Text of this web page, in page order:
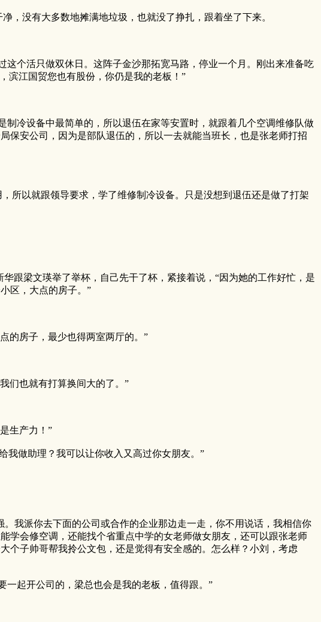
没有大多数地摊满地垃圾，也就没了挣扎，跟着坐了下来。
个活只做双休日。这阵子金沙那拓宽马路，停业一个月。刚出来准备吃
滨江国贸您也有股份，你仍是我的老板！”
冷设备中最简单的，所以退伍在家等安置时，就跟着几个空调维修队做
保安公司，因为是部队退伍的，所以一去就能当班长，也是张老师打招
以就跟领导要求，学了维修制冷设备。只是没想到退伍还是做了打架
跟梁文瑛举了举杯，自己先干了杯，紧接着说，“因为她的工作好忙，是
区，大点的房子。”
的房子，最少也得两室两厅的。”
们也就有打算换间大的了。”
生产力！”
做助理？我可以让你收入又高过你女朋友。”
我派你去下面的公司或合作的企业那边走一走，你不用说话，我相信你
学会修空调，还能找个省重点中学的女老师做女朋友，还可以跟张老师
个子帅哥帮我拎公文包，还是觉得有安全感的。怎么样？小刘，考虑
起开公司的，梁总也会是我的老板，值得跟。”